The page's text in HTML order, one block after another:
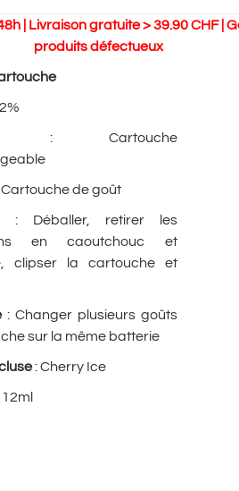
| Livraison gratuite > 39.90 CHF |
produits défectueux
Cartouche
de goût
: Déballer, retirer les
en caoutchouc et
clipser la cartouche et
: Changer plusieurs goûts
sur la même batterie
: Cherry Ice